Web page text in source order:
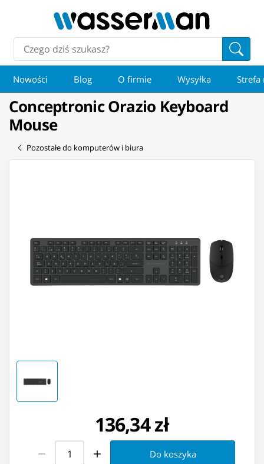
Nowości Blog O firmie Wysyłka Strefa
Conceptronic Orazio Keyboard
Mouse
Pozostałe do komputerów i biura
136,34 zł
Do koszyka